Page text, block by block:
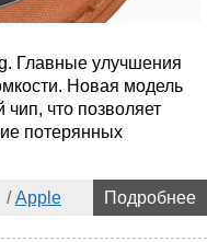
Главные улучшения
Новая модель
что позволяет
потерянных
/Apple Подробнее